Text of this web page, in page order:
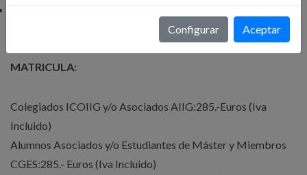
Tema 2. Maps
MATRICULA:
Colegiados ICOIIG y/o Asociados AIIG:285.-Euros (Iva
Incluido)
Alumnos Asociados y/o Estudiantes de Máster y Miembros
CGES:285.- Euros (Iva Incluido)
Configurar Aceptar